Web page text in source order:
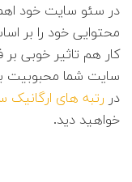
در سئو سایت خود
محتوایی خود را بر
کار هم تاثیر خوبی
سایت شما محبوبیت
در رتبه های ارگانیک
خواهید دید.